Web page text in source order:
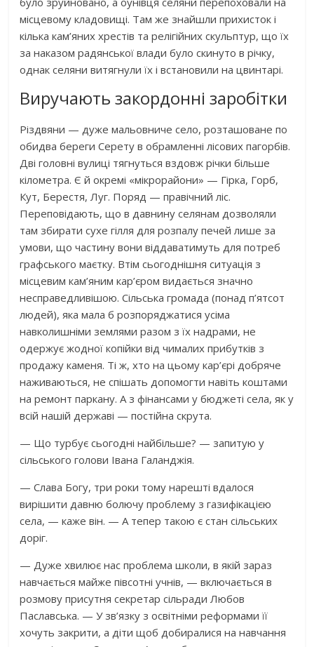
місцевому кладовищі. Там же знайшли прихисток і
кілька кам’яних хрестів та релігійних скульптур, що їх
за наказом радянської влади було скинуто в річку,
однак селяни витягнули їх і встановили на цвинтарі.
Виручають закордонні заробітки
Різдвяни — дуже мальовниче село, розташоване по
обидва береги Серету в обрамленні лісових пагорбів.
Дві головні вулиці тягнуться вздовж річки більше
кілометра. Є й окремі «мікрорайони» — Гірка, Горб,
Кут, Берестя, Луг. Поряд — правічний ліс.
Переповідають, що в давнину селянам дозволяли
там збирати сухе гілля для розпалу печей лише за
умови, що частину вони віддаватимуть для потреб
графського маєтку. Втім сьогоднішня ситуація з
місцевим кам’яним кар’єром видається значно
несправедливішою. Сільська громада (понад п’ятсот
людей), яка мала б розпоряджатися усіма
навколишніми землями разом з їх надрами, не
одержує жодної копійки від чималих прибутків з
продажу каменя. Ті ж, хто на цьому кар’єрі добряче
наживаються, не спішать допомогти навіть коштами
на ремонт паркану. А з фінансами у бюджеті села, як у
всій нашій державі — постійна скрута.
— Що турбує сьогодні найбільше? — запитую у
сільського голови Івана Галанджія.
— Слава Богу, три роки тому нарешті вдалося
вирішити давню болючу проблему з газифікацією
села, — каже він. — А тепер такою є стан сільських
доріг.
— Дуже хвилює нас проблема школи, в якій зараз
навчається майже півсотні учнів, — включається в
розмову присутня секретар сільради Любов
Паславська. — У зв’язку з освітніми реформами її
хочуть закрити, а діти щоб добиралися на навчання